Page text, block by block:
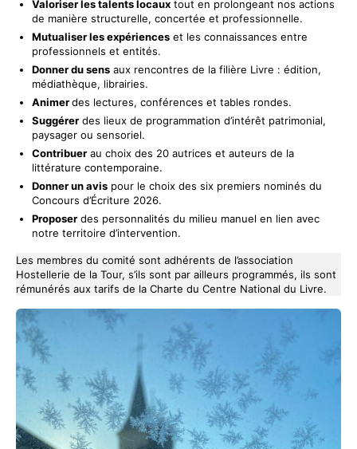
Valoriser les talents locaux tout en prolongeant nos actions
de manière structurelle, concertée et professionnelle.
Mutualiser les expériences et les connaissances entre
professionnels et entités.
Donner du sens aux rencontres de la filière Livre : édition,
médiathèque, librairies.
Animerdes lectures, conférences et tables rondes.
Suggérer des lieux de programmation d’intérêt patrimonial,
paysager ou sensoriel.
Contribuer au choix des 20 autrices et auteurs de la
littérature contemporaine.
Donner un avis pour le choix des six premiers nominés du
Concours d’Écriture 2026.
Proposer des personnalités du milieu manuel en lien avec
notre territoire d’intervention.
Les membres du comité sont adhérents de l’association
Hostellerie de la Tour, s’ils sont par ailleurs programmés, ils sont
rémunérés aux tarifs de la Charte du Centre National du Livre.